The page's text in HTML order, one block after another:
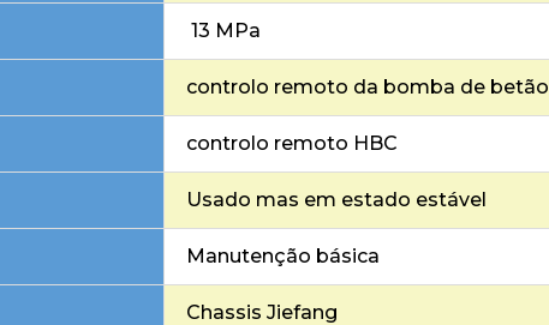
13 MPa
controlo remoto da bomba de betão
controlo remoto HBC
Usado mas em estado estável
Manutenção básica
Chassis Jiefang